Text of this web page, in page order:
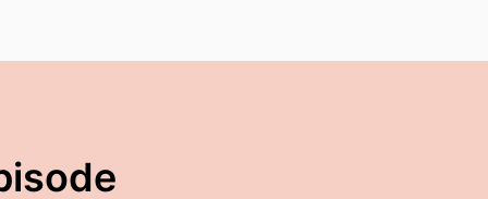
wir sehen nach.